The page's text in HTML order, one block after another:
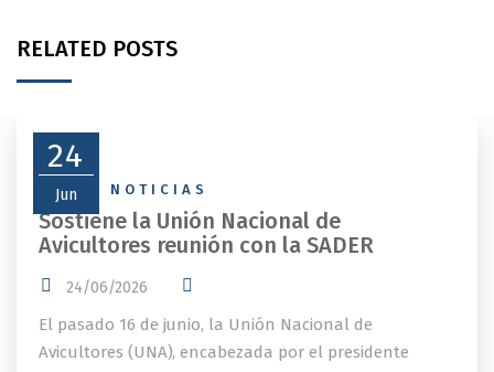
RELATED POSTS
24
Jun
NEWS NOTICIAS
Sostiene la Unión Nacional de
Avicultores reunión con la SADER
24/06/2026
El pasado 16 de junio, la Unión Nacional de
Avicultores (UNA), encabezada por el presidente